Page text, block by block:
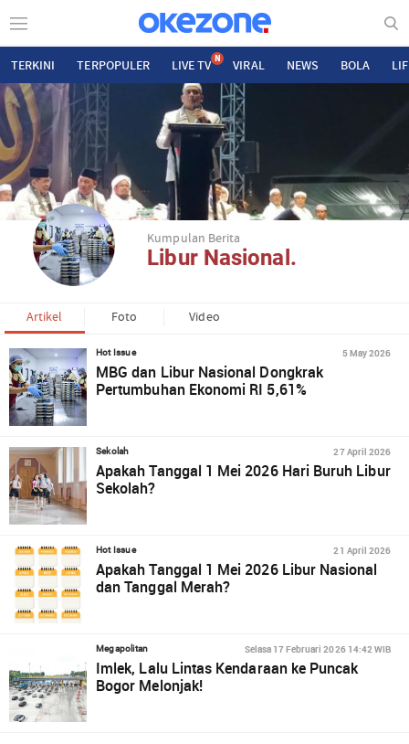
TERKINI TERPOPULER LIVE TV N VIRAL NEWS BOLA
Kumpulan Berita
Libur Nasional.
Artikel Foto Video
Hot Issue 5 May 2026
MBG dan Libur Nasional Dongkrak
Pertumbuhan Ekonomi RI 5,61%
Sekolah 27 April 2026
Apakah Tanggal 1 Mei 2026 Hari Buruh Libur
Sekolah?
Hot Issue 21 April 2026
Apakah Tanggal 1 Mei 2026 Libur Nasional
dan Tanggal Merah?
Megapolitan Selasa 17 Februari 2026 14:42 WIB
Imlek, Lalu Lintas Kendaraan ke Puncak
Bogor Melonjak!